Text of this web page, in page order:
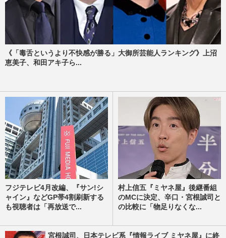
《「毒舌というより不快感が勝る」大御所芸能人ランキング》上沼
恵美子、和田アキ子ら...
フジテレビ4月改編、『サン!シ
ャイン』などGP帯4割刷新する
も視聴者は「再放送で...
村上信五『ミヤネ屋』後継番組
のMCに決定、辛口・宮根誠司と
の比較に「物足りなくな...
宮根誠司、日本テレビ系『情報ライブ ミヤネ屋』に終